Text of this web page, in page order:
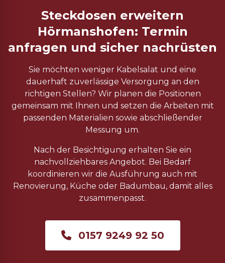
Steckdosen erweitern
Hörmanshofen: Termin
anfragen und sicher nachrüsten
Sie möchten weniger Kabelsalat und eine
dauerhaft zuverlässige Versorgung an den
richtigen Stellen? Wir planen die Positionen
gemeinsam mit Ihnen und setzen die Arbeiten mit
passenden Materialien sowie abschließender
Messung um.
Nach der Besichtigung erhalten Sie ein
nachvollziehbares Angebot. Bei Bedarf
koordinieren wir die Ausführung auch mit
Renovierung, Küche oder Badumbau, damit alles
zusammenpasst.
0157 9249 92 50